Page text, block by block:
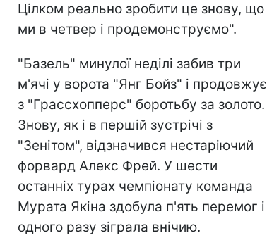
Цілком реально зробити це знову, що
ми в четвер і продемонструємо".
"Базель" минулої неділі забив три
м'ячі у ворота "Янг Бойз" і продовжує
з "Грассхопперс" боротьбу за золото.
Знову, як і в першій зустрічі з
"Зенітом", відзначився нестаріючий
форвард Алекс Фрей. У шести
останніх турах чемпіонату команда
Мурата Якіна здобула п'ять перемог і
одного разу зіграла внічию.